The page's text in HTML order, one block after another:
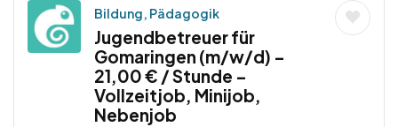
Bildung, Pädagogik
Jugendbetreuer für
Gomaringen (m/w/d) –
21,00 € / Stunde –
Vollzeitjob, Minijob,
Nebenjob